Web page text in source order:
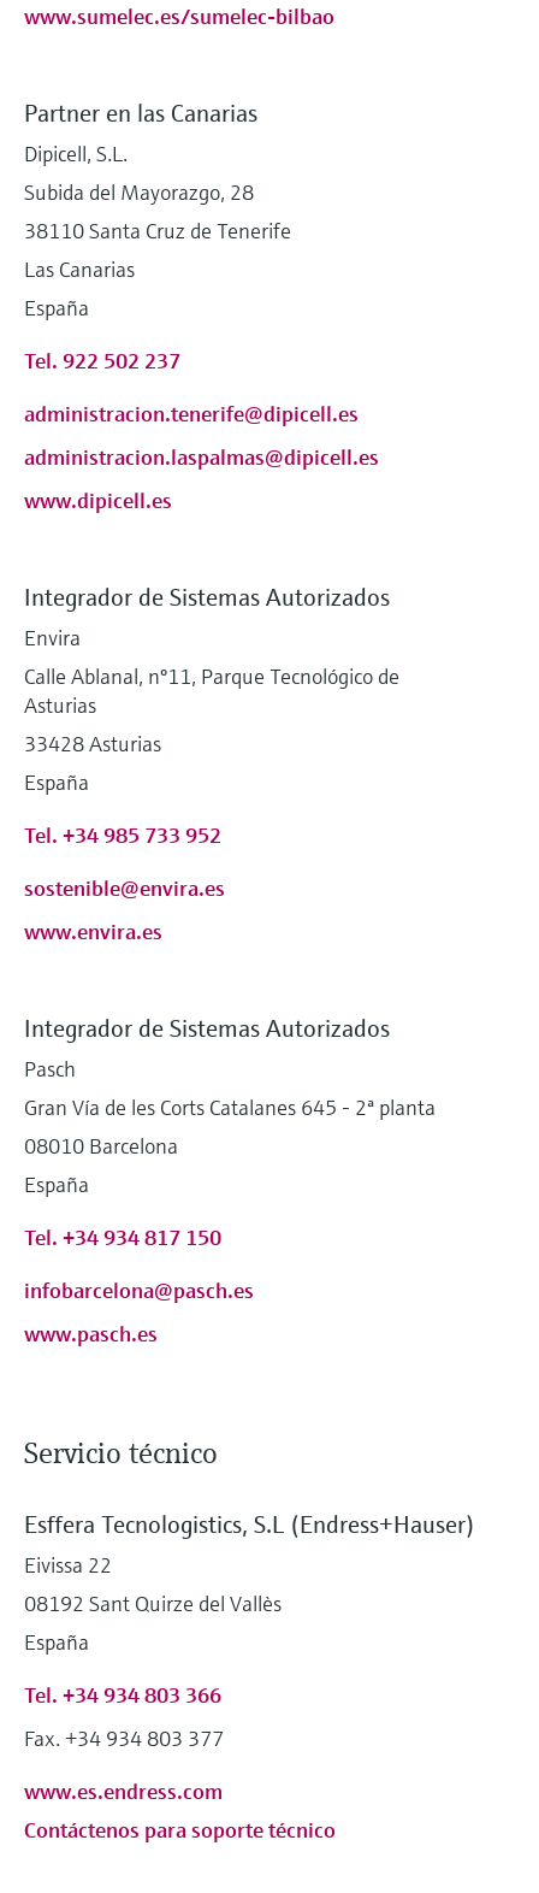
www.sumelec.es/sumelec-bilbao
Partner en las Canarias
Dipicell, S.L.
Subida del Mayorazgo, 28
38110 Santa Cruz de Tenerife
Las Canarias
España
Tel. 922 502 237
administracion.tenerife@dipicell.es
administracion.laspalmas@dipicell.es
www.dipicell.es
Integrador de Sistemas Autorizados
Envira
Calle Ablanal, nº11, Parque Tecnológico de
Asturias
33428 Asturias
España
Tel. +34 985 733 952
sostenible@envira.es
www.envira.es
Integrador de Sistemas Autorizados
Pasch
Gran Vía de les Corts Catalanes 645 - 2ª planta
08010 Barcelona
España
Tel. +34 934 817 150
infobarcelona@pasch.es
www.pasch.es
Servicio técnico
Esffera Tecnologistics, S.L (Endress+Hauser)
Eivissa 22
08192 Sant Quirze del Vallès
España
Tel. +34 934 803 366
Fax. +34 934 803 377
www.es.endress.com
Contáctenos para soporte técnico